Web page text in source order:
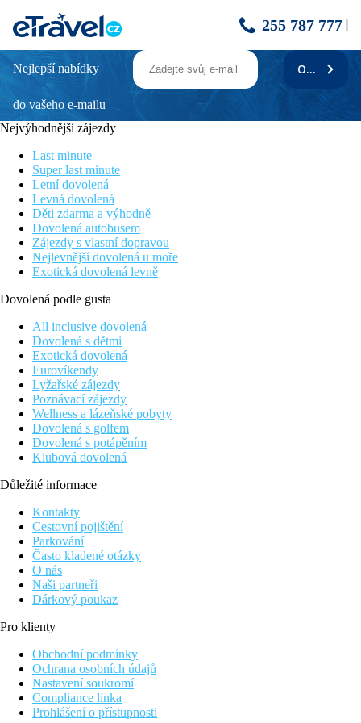
255 787 777
Nejlepší nabídky
do vašeho e-mailu
ODEBÍRAT
Nejvýhodnější zájezdy
Last minute
Super last minute
Letní dovolená
Levná dovolená
Děti zdarma a výhodně
Dovolená autobusem
Zájezdy s vlastní dopravou
Nejlevnější dovolená u moře
Exotická dovolená levně
Dovolená podle gusta
All inclusive dovolená
Dovolená s dětmi
Exotická dovolená
Eurovíkendy
Lyžařské zájezdy
Poznávací zájezdy
Wellness a lázeňské pobyty
Dovolená s golfem
Dovolená s potápěním
Klubová dovolená
Důležité informace
Kontakty
Cestovní pojištění
Parkování
Často kladené otázky
O nás
Naši partneři
Dárkový poukaz
Pro klienty
Obchodní podmínky
Ochrana osobních údajů
Nastavení soukromí
Compliance linka
Prohlášení o přístupnosti